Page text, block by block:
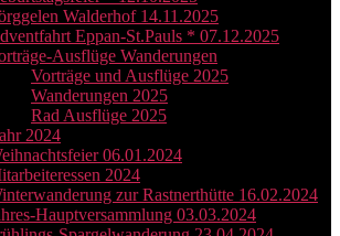
Walderhof 14.11.2025
Eppan-St.Pauls * 07.12.2025
Ausflüge Wanderungen
Vorträge und Ausflüge 2025
Wanderungen 2025
Rad Ausflüge 2025
2024
06.01.2024
2024
zur Rastnerthütte 16.02.2024
Hauptversammlung 03.03.2024